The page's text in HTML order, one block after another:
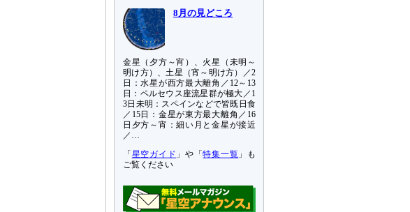
8月の見どころ
金星（夕方～宵）、火星（未明～
明け方）、土星（宵～明け方）／2
日：水星が西方最大離角／12～13
日：ペルセウス座流星群が極大／1
3日未明：スペインなどで皆既日食
／15日：金星が東方最大離角／16
日夕方～宵：細い月と金星が接近
／…
「 星空ガイド 」や「特集一覧 」も
ご覧ください